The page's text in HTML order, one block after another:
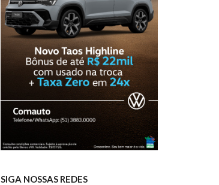
SIGA NOSSAS REDES